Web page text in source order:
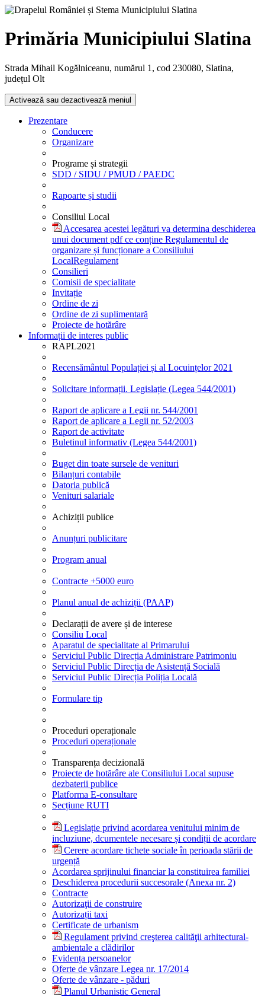
Primăria Municipiului Slatina
Strada Mihail Kogălniceanu, numărul 1, cod 230080, Slatina,
județul Olt
Activează sau dezactivează meniul
Prezentare
Conducere
Organizare
Programe și strategii
SDD / SIDU / PMUD / PAEDC
Rapoarte și studii
Consiliul Local
Accesarea acestei legături va determina deschiderea
unui document pdf ce conține Regulamentul de
organizare și funcționare a Consiliului
LocalRegulament
Consilieri
Comisii de specialitate
Invitație
Ordine de zi
Ordine de zi suplimentară
Proiecte de hotărâre
Informații de interes public
RAPL2021
Recensământul Populației și al Locuințelor 2021
Solicitare informații. Legislație (Legea 544/2001)
Raport de aplicare a Legii nr. 544/2001
Raport de aplicare a Legii nr. 52/2003
Raport de activitate
Buletinul informativ (Legea 544/2001)
Buget din toate sursele de venituri
Bilanțuri contabile
Datoria publică
Venituri salariale
Achiziții publice
Anunțuri publicitare
Program anual
Contracte +5000 euro
Planul anual de achiziții (PAAP)
Declarații de avere și de interese
Consiliu Local
Aparatul de specialitate al Primarului
Serviciul Public Direcția Administrare Patrimoniu
Serviciul Public Direcția de Asistență Socială
Serviciul Public Direcția Poliția Locală
Formulare tip
Proceduri operaționale
Proceduri operaționale
Transparența decizională
Proiecte de hotărâre ale Consiliului Local supuse
dezbaterii publice
Platforma E-consultare
Secțiune RUTI
Legislație privind acordarea venitului minim de
incluziune, dcumentele necesare și condiții de acordare
Cerere acordare tichete sociale în perioada stării de
urgență
Acordarea sprijinului financiar la constituirea familiei
Deschiderea procedurii succesorale (Anexa nr. 2)
Contracte
Autorizaţii de construire
Autorizații taxi
Certificate de urbanism
Regulament privind creşterea calităţii arhitectural-
ambientale a clădirilor
Evidența persoanelor
Oferte de vânzare Legea nr. 17/2014
Oferte de vânzare - păduri
Planul Urbanistic General